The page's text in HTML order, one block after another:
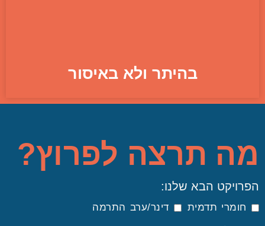
בהיתר ולא באיסור
מה תרצה לפרוץ?
הפרויקט הבא שלנו:
חומרי תדמית דינר/ערב התרמה